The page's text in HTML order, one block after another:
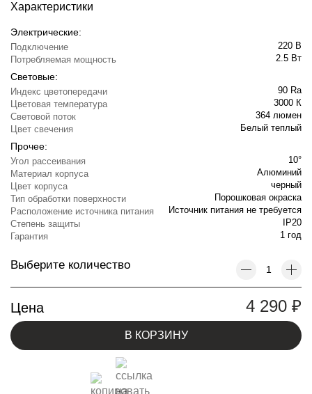
Характеристики
Электрические:
Подключение
220 В
Потребляемая мощность
2.5 Вт
Световые:
Индекс цветопередачи
90 Ra
Цветовая температура
3000 К
Световой поток
364 люмен
Цвет свечения
Белый теплый
Прочее:
Угол рассеивания
10°
Материал корпуса
Алюминий
Цвет корпуса
черный
Тип обработки поверхности
Порошковая окраска
Расположение источника питания
Источник питания не требуется
Степень защиты
IP20
Гарантия
1 год
Выберите количество
Цена 4 290 ₽
В КОРЗИНУ